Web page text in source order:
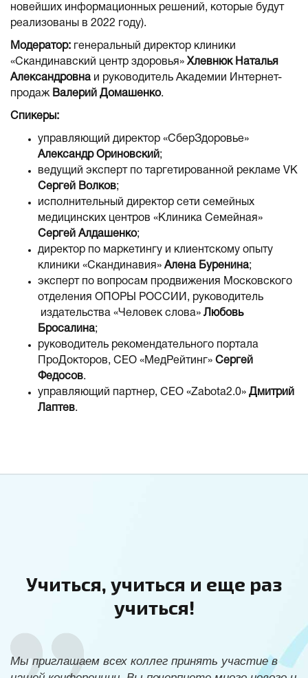
новейших информационных решений, которые будут
реализованы в 2022 году).
Модератор: генеральный директор клиники
«Скандинавский центр здоровья» Хлевнюк Наталья
Александровна и руководитель Академии Интернет-
продаж Валерий Домашенко.
Спикеры:
управляющий директор «СберЗдоровье»
Александр Ориновский ;
ведущий эксперт по таргетированной рекламе VK
Сергей Волков;
исполнительный директор сети семейных
медицинских центров «Клиника Семейная»
Сергей Алдашенко;
директор по маркетингу и клиентскому опыту
клиники «Скандинавия»Алена Буренина;
эксперт по вопросам продвижения Московского
отделения ОПОРЫ РОССИИ, руководитель
издательства «Человек слова» Любовь
Бросалина;
руководитель рекомендательного портала
ПроДокторов, CEO «МедРейтинг» Сергей
Федосов.
управляющий партнер, СЕО «Zabota2.0» Дмитрий
Лаптев.
Учиться, учиться и еще раз
учиться!
Мы приглашаем всех коллег принять участие в